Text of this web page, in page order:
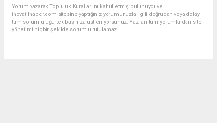
Yorum yazarak Topluluk Kuralları’nı kabul etmiş bulunuyor ve
inovatifhaber.com sitesine yaptığınız yorumunuzla ilgili doğrudan veya dolaylı
tüm sorumluluğu tek başınıza üstleniyorsunuz. Yazılan tüm yorumlardan site
yönetimi hiçbir şekilde sorumlu tutulamaz.